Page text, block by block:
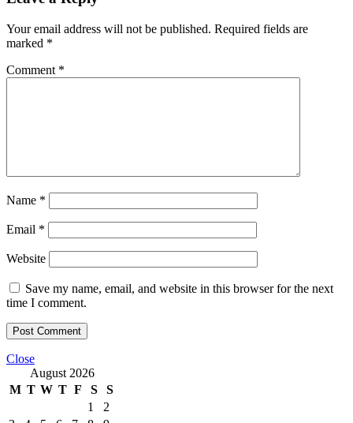
Your email address will not be published. Required fields are
marked *
Comment *
Name *
Email *
Website
Save my name, email, and website in this browser for the next
time I comment.
Close
August 2026
M T W T F S
S
1
2